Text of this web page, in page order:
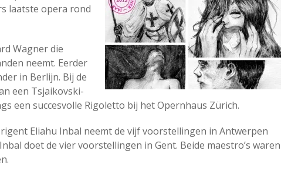
laatste opera rond
Wagner die
neemt. Eerder
in Berlijn. Bij de
een Tsjaikovski-
een succesvolle Rigoletto bij het Opernhaus Zürich.
Eliahu Inbal neemt de vijf voorstellingen in Antwerpen
doet de vier voorstellingen in Gent. Beide maestro’s waren